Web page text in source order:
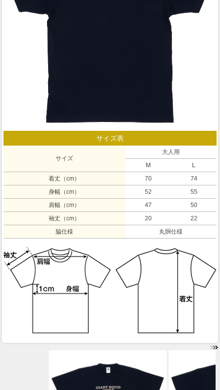
サイズ表
サイズ
大人用
M
L
着丈（cm）
70
74
身幅（cm）
52
55
肩幅（cm）
47
50
袖丈（cm）
20
22
脇仕様
丸胴仕様